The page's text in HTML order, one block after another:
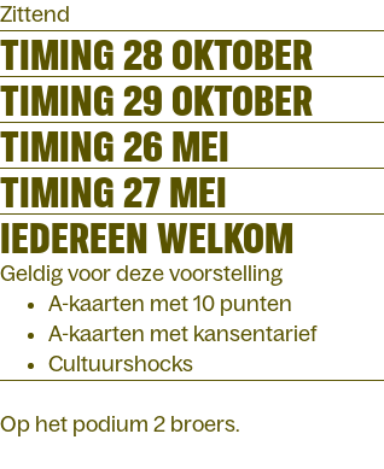
Zittend
TIMING 28 OKTOBER
TIMING 29 OKTOBER
TIMING 26 MEI
TIMING 27 MEI
IEDEREEN WELKOM
Geldig voor deze voorstelling
A-kaarten met 10 punten
A-kaarten met kansentarief
Cultuurshocks
Op het podium 2 broers.